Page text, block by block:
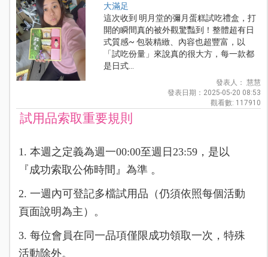
大滿足
這次收到 明月堂的彌月蛋糕試吃禮盒，打
開的瞬間真的被外觀驚豔到！整體超有日
式質感~ 包裝精緻、內容也超豐富，以
「試吃份量」來說真的很大方，每一款都
是日式...
發表人： 慧慧
發表日期：2025-05-20 08:53
觀看數: 117910
試用品索取重要規則
1. 本週之定義為週一00:00至週日23:59，是以
『成功索取公佈時間』為準 。
2. 一週內可登記多檔試用品（仍須依照每個活動
頁面說明為主）。
3. 每位會員在同一品項僅限成功領取一次，特殊
活動除外。